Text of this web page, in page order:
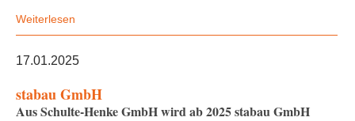
Weiterlesen
17.01.2025
stabau GmbH
Aus Schulte-Henke GmbH wird ab 2025 stabau GmbH